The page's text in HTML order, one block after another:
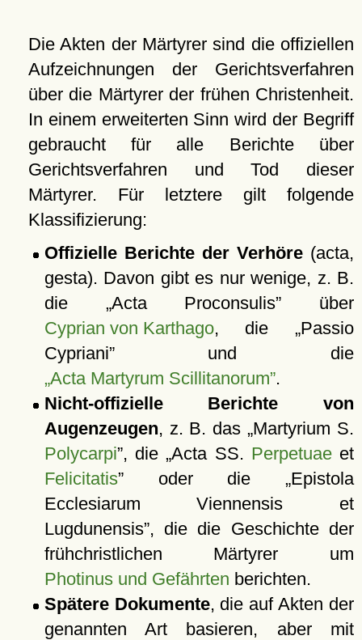
Die Akten der Märtyrer sind die offiziellen
Aufzeichnungen der Gerichtsverfahren
über die Märtyrer der frühen Christenheit.
In einem erweiterten Sinn wird der Begriff
gebraucht für alle Berichte über
Gerichtsverfahren und Tod dieser
Märtyrer. Für letztere gilt folgende
Klassifizierung:
Offizielle Berichte der Verhöre(acta,
gesta). Davon gibt es nur wenige, z. B.
die
Acta Proconsulis
über
Cyprian von Karthago, die
Passio
Cypriani und die
Acta Martyrum Scillitanorum .
Nicht-offizielle Berichte von
Augenzeugen, z. B. das Martyrium S.
Polycarpi , die Acta SS. Perpetuaeet
Felicitatis oder die
Epistola
Ecclesiarum Viennensis et
Lugdunensis , die die Geschichte der
frühchristlichen Märtyrer um
Photinus und Gefährten berichten.
Spätere Dokumente, die auf Akten der
genannten Art basieren, aber mit